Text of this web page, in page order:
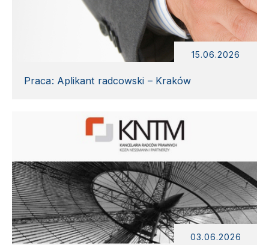
15.06.2026
Praca: Aplikant radcowski – Kraków
03.06.2026